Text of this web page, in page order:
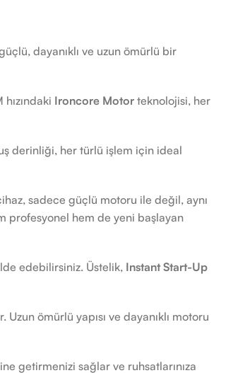
dayanıklı ve uzun ömürlü bir
Ironcore Motor teknolojisi, her
derinliği, her türlü işlem için ideal
sadece güçlü motoru ile değil, aynı
profesyonel hem de yeni başlayan
edebilirsiniz. Üstelik, Instant Start-Up
ömürlü yapısı ve dayanıklı motoru
getirmenizi sağlar ve ruhsatlarınıza